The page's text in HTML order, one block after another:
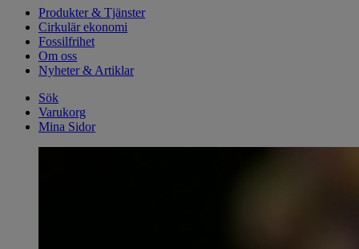
Produkter & Tjänster
Cirkulär ekonomi
Fossilfrihet
Om oss
Nyheter & Artiklar
Sök
Varukorg
Mina Sidor